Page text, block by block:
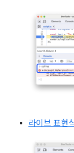
라이브 표현